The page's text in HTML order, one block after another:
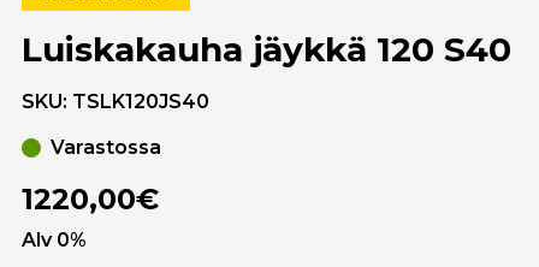
Luiskakauha jäykkä 120 S40
SKU: TSLK120JS40
Varastossa
1220,00€
Alv 0%